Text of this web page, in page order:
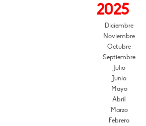
2025
Diciembre
Noviembre
Octubre
Septiembre
Julio
Junio
Mayo
Abril
Marzo
Febrero